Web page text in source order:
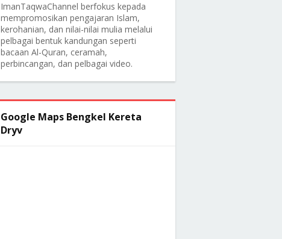
ImanTaqwaChannel berfokus kepada
mempromosikan pengajaran Islam,
kerohanian, dan nilai-nilai mulia melalui
pelbagai bentuk kandungan seperti
bacaan Al-Quran, ceramah,
perbincangan, dan pelbagai video.
Google Maps Bengkel Kereta
Dryv